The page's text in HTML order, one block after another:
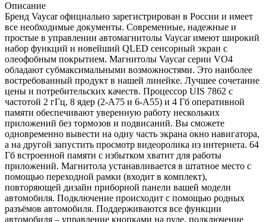
Описание
Бренд Vaycar официально зарегистрирован в России и имеет
все необходимые документы. Современные, надежные и
простые в управлении автомагнитолы Vaycar имеют широкий
набор функций и новейший QLED сенсорный экран с
олеофобным покрытием. Магнитолы Vaycar серии VО4
обладают субмаксимальными возможностями. Это наиболее
востребованный продукт в нашей линейке. Лучшее сочетание
цены и потребительских качеств. Процессор UIS 7862 с
частотой 2 гГц, 8 ядер (2-А75 и 6-А55) и 4 Гб оперативной
памяти обеспечивают уверенную работу нескольких
приложений без тормозов и подвисаний. Вы сможете
одновременно вывести на одну часть экрана окно навигатора,
а на другой запустить просмотр видеоролика из интернета. 64
Гб встроенной памяти с избытком хватит для работы
приложений. Магнитола устанавливается в штатное место с
помощью переходной рамки (входит в комплект),
повторяющей дизайн приборной панели вашей модели
автомобиля. Подключение происходит с помощью родных
разъёмов автомобиля. Поддерживаются все функции
автомобиля – управление кнопками на руле, подключение